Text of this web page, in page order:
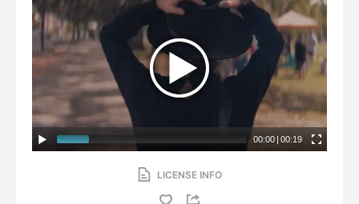
00:00 | 00:19
LICENSE INFO